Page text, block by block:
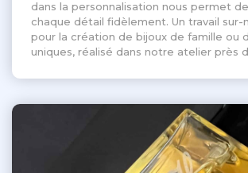
dans la personnalisation nous permet
chaque détail fidèlement. Un travail sur-
pour la création de bijoux de famille ou
uniques, réalisé dans notre atelier près